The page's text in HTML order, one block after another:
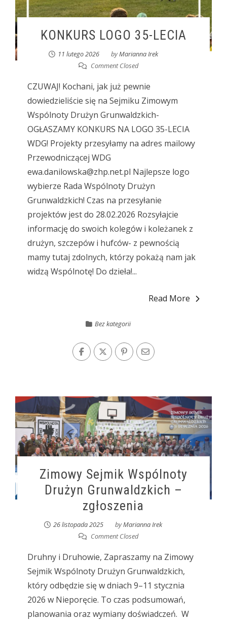
KONKURS LOGO 35-LECIA
11 lutego 2026 byMarianna Irek
Comment Closed
CZUWAJ! Kochani, jak już pewnie
dowiedzieliście się na Sejmiku Zimowym
Wspólnoty Drużyn Grunwaldzkich-
OGŁASZAMY KONKURS NA LOGO 35-LECIA
WDG! Projekty przesyłamy na adres mailowy
Przewodniczącej WDG
ewa.danilowska@zhp.net.pl Najlepsze logo
wybierze Rada Wspólnoty Drużyn
Grunwaldzkich! Czas na przesyłanie
projektów jest do 28.02.2026 Rozsyłajcie
informację do swoich kolegów i koleżanek z
drużyn, szczepów i hufców- z pewnością
mamy tutaj zdolnych, którzy pokażą nam jak
widzą Wspólnotę! Do dzieła!...
Read More
Bez kategorii
Zimowy Sejmik Wspólnoty
Drużyn Grunwaldzkich –
zgłoszenia
26 listopada 2025 byMarianna Irek
Comment Closed
Druhny i Druhowie, Zapraszamy na Zimowy
Sejmik Wspólnoty Drużyn Grunwaldzkich,
który odbędzie się w dniach 9–11 stycznia
2026 w Nieporęcie. To czas podsumowań,
planowania oraz wymiany doświadczeń. W